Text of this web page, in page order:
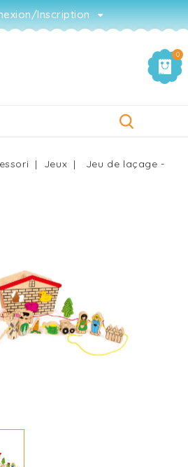
Inscription
0
Jeux
Jeu de laçage -